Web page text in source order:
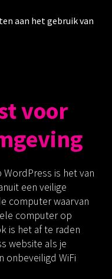
aan het gebruik van
voor
is het van
een veilige
computer waarvan
computer op
is het af te raden
website als je
onbeveiligd WiFi